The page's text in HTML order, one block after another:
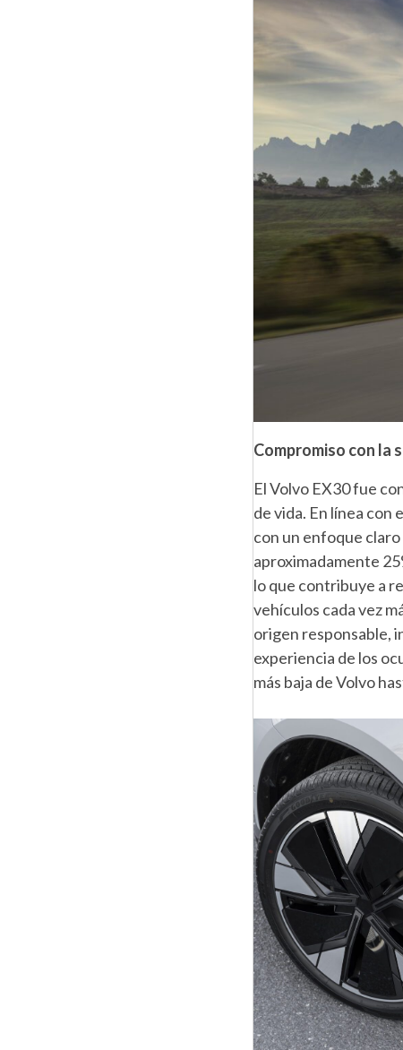
Compromiso con la
El Volvo EX30 fue
de vida. En línea con
con un enfoque
aproximadamente
lo que contribuye a
vehículos cada vez
origen responsable,
experiencia de los
más baja de Volvo